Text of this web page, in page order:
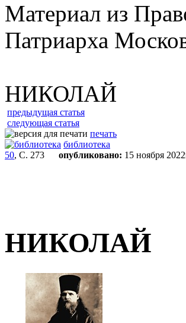
Материал из
Патриарха
НИКОЛАЙ
предыдущая статья
следующая статья
печать
библиотека
50, С. 273 опубликовано: 15 ноября
НИКОЛАЙ